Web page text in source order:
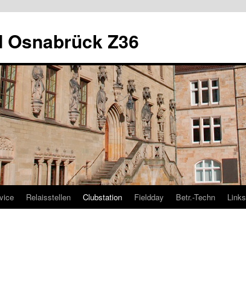
Z36
Relaisstellen Clubstation Fieldday Betr.-Techn Links